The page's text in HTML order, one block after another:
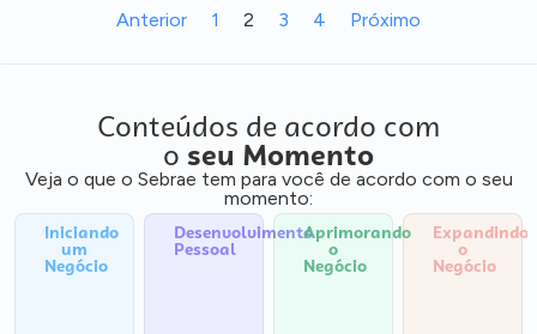
Anterior 1 2 3 4 Próximo
Conteúdos de acordo com
o seu Momento
Veja o que o Sebrae tem para você de acordo com o seu
momento:
Iniciando
um
Negócio
Desenvolvimento
Pessoal
Aprimorando
o
Negócio
Expandindo
o
Negócio